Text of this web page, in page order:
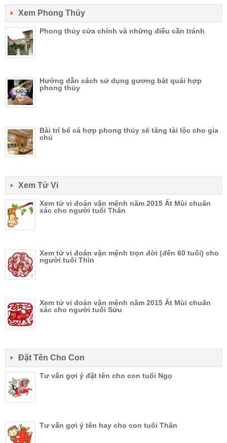
Xem Phong Thủy
Phong thủy cửa chính và những điều cần tránh
Hướng dẫn cách sử dụng gương bát quái hợp
phong thủy
Bài trí bể cá hợp phong thủy sẽ tăng tài lộc cho gia
chủ
Xem Tử Vi
Xem tử vi đoán vận mệnh năm 2015 Ất Mùi chuẩn
xác cho người tuổi Thân
Xem tử vi đoán vận mệnh trọn đời (đến 60 tuổi) cho
người tuổi Thìn
Xem tử vi đoán vận mệnh năm 2015 Ất Mùi chuẩn
xác cho người tuổi Sửu
Đặt Tên Cho Con
Tư vấn gợi ý đặt tên cho con tuổi Ngọ
Tư vấn gợi ý tên hay cho con tuổi Thân